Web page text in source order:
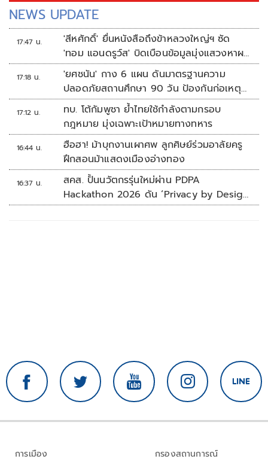
NEWS UPDATE
17:47 น.
'สีหศักดิ์' ยื่นหนังสือถึงข้าหลวงใหญ่ฯ ซัด
'ทอม แอนดรูว์ส' บิดเบือนข้อมูลมุ่งแสวงหาผล
ประโยชน์ทางการเมือง
17:18 น.
'ยศชนัน' กาง 6 แผน ดันมาตรฐานความ
ปลอดภัยสถานศึกษา 90 วัน ป้องกันก่อเหตุ
รุนแรง
17:12 น.
ทบ. โต้กัมพูชา ย้ำไทยใช้กำลังตามกรอบ
กฎหมาย มุ่งเฉพาะเป้าหมายทางทหาร
16:44 น.
ฮือฮา! ม้าบุกงานเผาศพ ลูกศิษย์ร่วมอาลัยครู
ฝึกสอนม้าแสดงเมืองอ่างทอง
16:37 น.
สคส. ปั้นนวัตกรรุ่นใหม่ผ่าน PDPA
Hackathon 2026 ดัน ‘Privacy by Design
for all’ สู่โซลูชันคุ้มครองข้อมูลส่วนบุคคลที่
การเมือง
กรองสถานการณ์